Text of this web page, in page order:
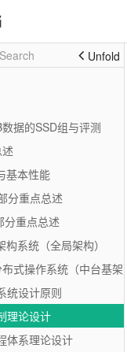
Search
Unfold
据的SSD组与评测
基本性能
分重点总述
分重点总述
系统（全局架构）
式操作系统（中台基架）
统设计原则
理论设计
体系理论设计